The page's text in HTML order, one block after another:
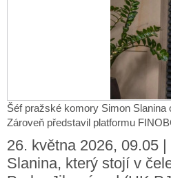
Šéf pražské komory Simon
Zároveň představil platformu
26. května 2026, 09.05
Slanina, který stojí v